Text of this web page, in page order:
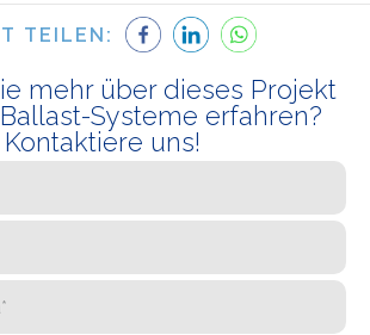
TEILEN:
mehr über dieses Projekt
Systeme erfahren?
Kontaktiere uns!